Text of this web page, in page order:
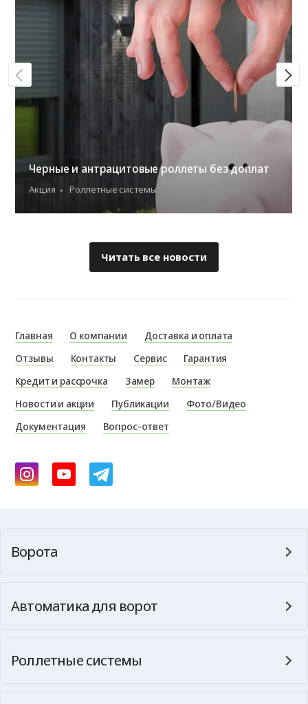
Черные и антрацитовые роллеты без доплат
Акция Роллетные системы
Читать все новости
Главная О компании
Доставка и оплата
Отзывы
Контакты Сервис
Гарантия
Кредит и рассрочка
Замер
Монтаж
Новости и акции
Публикации
Фото/Видео
Документация
Вопрос-ответ
Ворота
Автоматика для ворот
Роллетные системы